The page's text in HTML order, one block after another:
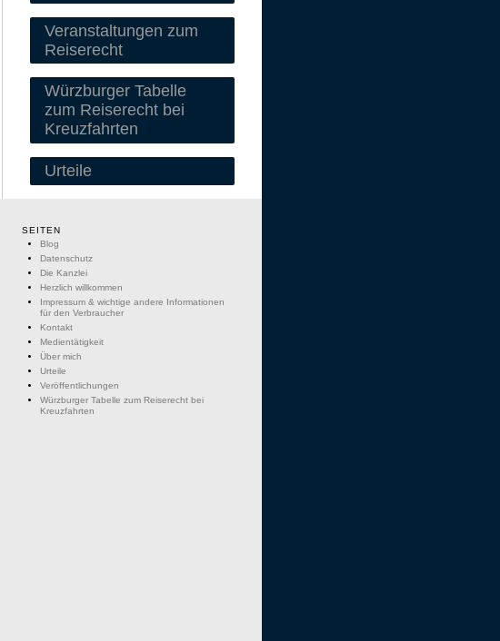
Veranstaltungen zum
Reiserecht
Würzburger Tabelle
zum Reiserecht bei
Kreuzfahrten
Urteile
SEITEN
Blog
Datenschutz
Die Kanzlei
Herzlich willkommen
Impressum & wichtige andere Informationen
für den Verbraucher
Kontakt
Medientätigkeit
Über mich
Urteile
Veröffentlichungen
Würzburger Tabelle zum Reiserecht bei
Kreuzfahrten